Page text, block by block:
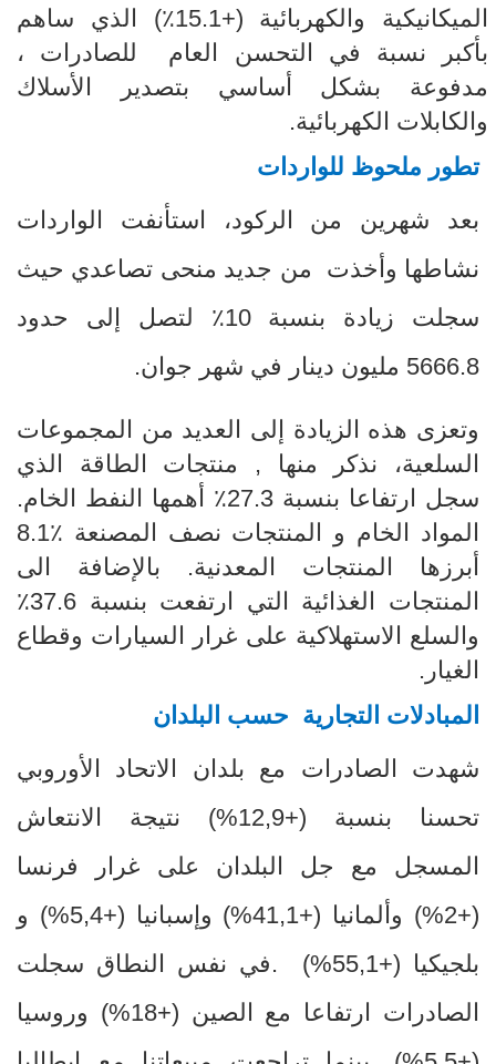
الميكانيكية والكهربائية (+15.1٪) الذي ساهم
بأكبر نسبة في التحسن العام للصادرات ،
مدفوعة بشكل أساسي بتصدير الأسلاك
والكابلات الكهربائية.
تطور ملحوظ للواردات
بعد شهرين من الركود، استأنفت الواردات
نشاطها وأخذت
من جديد منحى تصاعدي حيث
سجلت زيادة بنسبة 10٪ لتصل إلى حدود
5666.8 مليون دينار في شهر جوان.
وتعزى هذه الزيادة إلى العديد من المجموعات
السلعية، نذكر منها , منتجات الطاقة الذي
سجل ارتفاعا بنسبة 27.3٪ أهمها النفط الخام.
المواد الخام و المنتجات نصف المصنعة 8.1٪
أبرزها المنتجات المعدنية. بالإضافة الى
المنتجات الغذائية التي ارتفعت بنسبة 37.6٪
والسلع الاستهلاكية على غرار السيارات وقطاع
الغيار.
المبادلات التجارية حسب البلدان
شهدت الصادرات مع بلدان الاتحاد الأوروبي
تحسنا بنسبة (+
12,9
%) نتيجة الانتعاش
المسجل مع جل البلدان على غرار فرنسا
(+2
%) وألمانيا (+41,1 %) وإسبانيا (+5,4 %) و
بلجيكيا (+55,1
%) .في نفس النطاق سجلت
الصادرات ارتفاعا مع
الصين (+18 %) وروسيا